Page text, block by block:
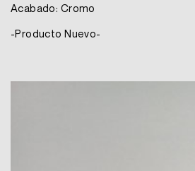
Acabado: Cromo
-Producto Nuevo-